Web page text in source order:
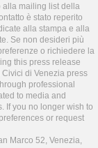
alla mailing list della
è stato reperito
alla stampa e alla
Se non desideri più
o richiedere la
this press release
di Venezia press
professional
to media and
If you no longer wish to
or request
Marco 52, Venezia,